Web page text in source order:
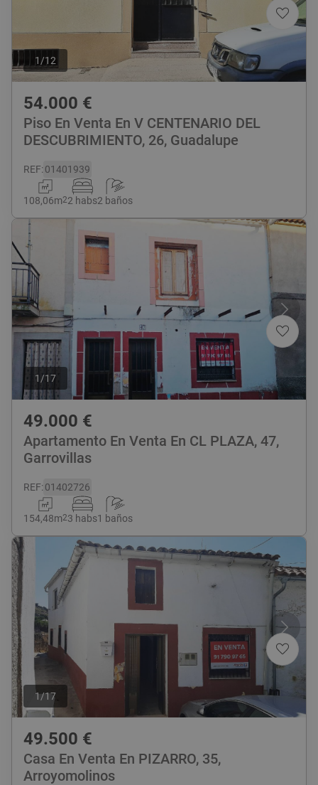
1 /12
54.000 €
Piso En Venta En V CENTENARIO DEL
DESCUBRIMIENTO, 26, Guadalupe
REF:01401939
108,06m22 habs2 baños
1 /17
49.000 €
Apartamento En Venta En CL PLAZA, 47,
Garrovillas
REF:01402726
154,48m23 habs1 baños
1/17
49.500 €
Casa En Venta En PIZARRO, 35,
Arroyomolinos